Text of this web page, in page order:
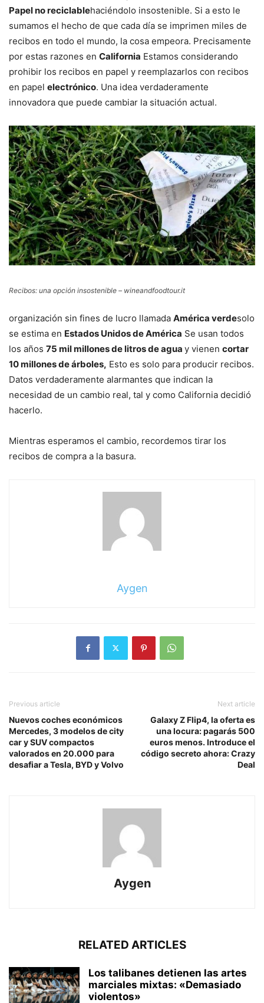
Papel no reciclablehaciéndolo insostenible. Si a esto le
sumamos el hecho de que cada día se imprimen miles de
recibos en todo el mundo, la cosa empeora. Precisamente
por estas razones en California Estamos considerando
prohibir los recibos en papel y reemplazarlos con recibos
en papel electrónico. Una idea verdaderamente
innovadora que puede cambiar la situación actual.
Recibos: una opción insostenible – wineandfoodtour.it
organización sin fines de lucro llamada América verdesolo
se estima en Estados Unidos de América Se usan todos
los años 75 mil millones de litros de agua y vienen cortar
10 millones de árboles, Esto es solo para producir recibos.
Datos verdaderamente alarmantes que indican la
necesidad de un cambio real, tal y como California decidió
hacerlo.
Mientras esperamos el cambio, recordemos tirar los
recibos de compra a la basura.
Aygen
Previous article
Nuevos coches económicos
Mercedes, 3 modelos de city
car y SUV compactos
valorados en 20.000 para
desafiar a Tesla, BYD y Volvo
Next article
Galaxy Z Flip4, la oferta es
una locura: pagarás 500
euros menos. Introduce el
código secreto ahora: Crazy
Deal
Aygen
RELATED ARTICLES
Los talibanes detienen las artes
marciales mixtas: «Demasiado
violentos»